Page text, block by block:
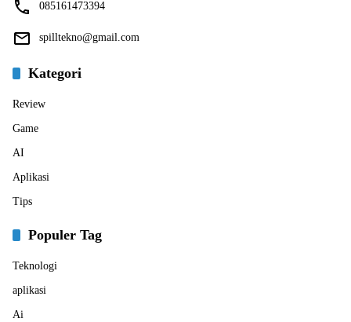
085161473394
spilltekno@gmail.com
Kategori
Review
Game
AI
Aplikasi
Tips
Populer Tag
Teknologi
aplikasi
Ai